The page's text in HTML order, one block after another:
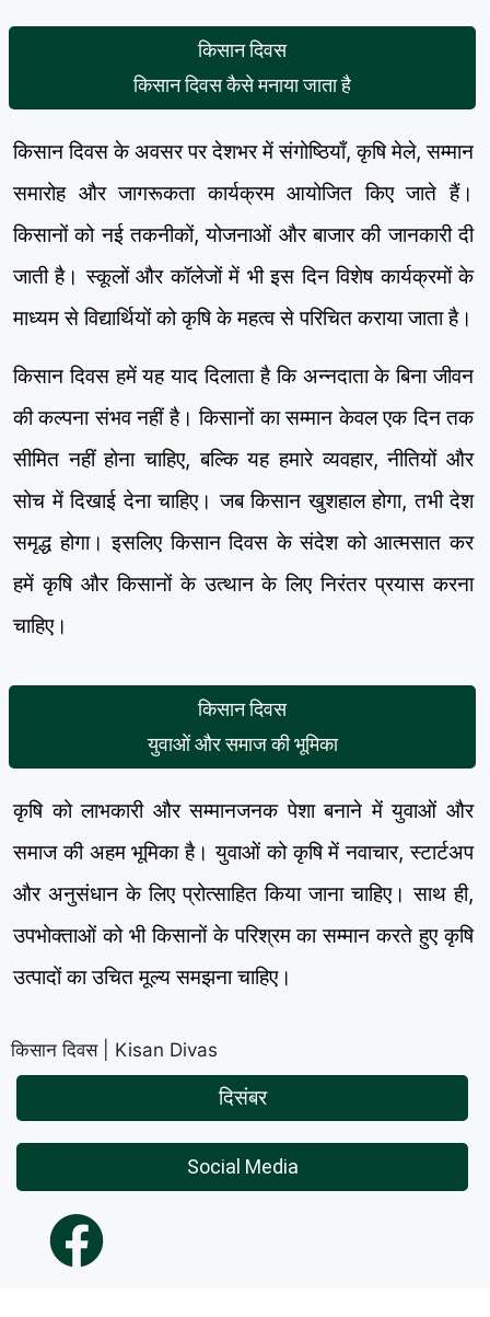
किसान दिवस
किसान दिवस कैसे मनाया जाता है
किसान दिवस के अवसर पर देशभर में संगोष्ठियाँ, कृषि मेले, सम्मान
समारोह और जागरूकता कार्यक्रम आयोजित किए जाते हैं।
किसानों को नई तकनीकों, योजनाओं और बाजार की जानकारी दी
जाती है। स्कूलों और कॉलेजों में भी इस दिन विशेष कार्यक्रमों के
माध्यम से विद्यार्थियों को कृषि के महत्व से परिचित कराया जाता है।
किसान दिवस हमें यह याद दिलाता है कि अन्नदाता के बिना जीवन
की कल्पना संभव नहीं है। किसानों का सम्मान केवल एक दिन तक
सीमित नहीं होना चाहिए, बल्कि यह हमारे व्यवहार, नीतियों और
सोच में दिखाई देना चाहिए। जब किसान खुशहाल होगा, तभी देश
समृद्ध होगा। इसलिए किसान दिवस के संदेश को आत्मसात कर
हमें कृषि और किसानों के उत्थान के लिए निरंतर प्रयास करना
चाहिए।
किसान दिवस
युवाओं और समाज की भूमिका
कृषि को लाभकारी और सम्मानजनक पेशा बनाने में युवाओं और
समाज की अहम भूमिका है। युवाओं को कृषि में नवाचार, स्टार्टअप
और अनुसंधान के लिए प्रोत्साहित किया जाना चाहिए। साथ ही,
उपभोक्ताओं को भी किसानों के परिश्रम का सम्मान करते हुए कृषि
उत्पादों का उचित मूल्य समझना चाहिए।
किसान दिवस | Kisan Divas
दिसंबर
Social Media